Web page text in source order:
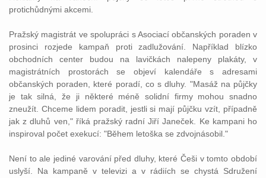
protichůdnými akcemi.
Pražský magistrát ve spolupráci s Asociací občanských poraden v
prosinci rozjede kampaň proti zadlužování. Například blízko
obchodních center budou na lavičkách nalepeny plakáty, v
magistrátních prostorách se objeví kalendáře s adresami
občanských poraden, které poradí, co s dluhy. "Masáž na půjčky
je tak silná, že ji některé méně solidní firmy mohou snadno
zneužít. Chceme lidem poradit, jestli si mají půjčku vzít, případně
jak z dluhů ven," říká pražský radní Jiří Janeček. Ke kampani ho
inspiroval počet exekucí: "Během letoška se zdvojnásobil."
Není to ale jediné varování před dluhy, které Češi v tomto období
uslyší. Na kampaně v televizi a v rádiích se chystá Sdružení